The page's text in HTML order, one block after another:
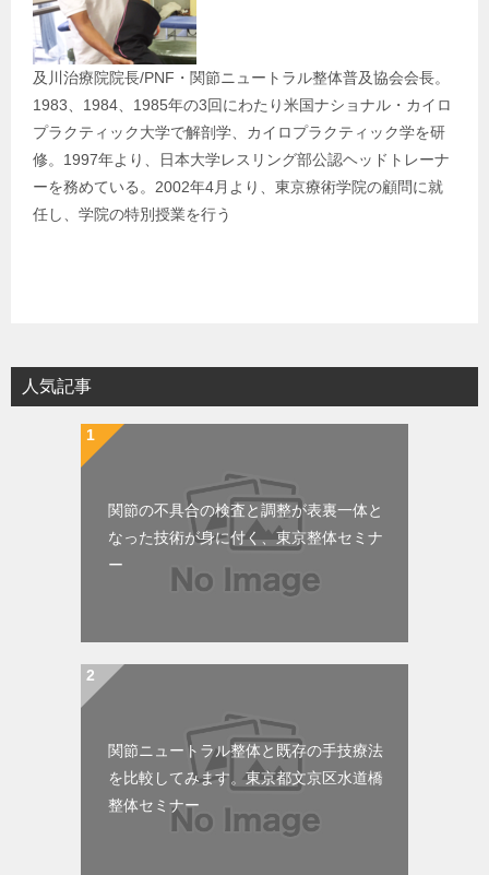
及川治療院院長/PNF・関節ニュートラル整体普及協会会長。
1983、1984、1985年の3回にわたり米国ナショナル・カイロ
プラクティック大学で解剖学、カイロプラクティック学を研
修。1997年より、日本大学レスリング部公認ヘッドトレーナ
ーを務めている。2002年4月より、東京療術学院の顧問に就
任し、学院の特別授業を行う
人気記事
関節の不具合の検査と調整が表裏一体と
なった技術が身に付く、東京整体セミナ
ー
関節ニュートラル整体と既存の手技療法
を比較してみます。東京都文京区水道橋
整体セミナー